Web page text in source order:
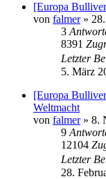
[Europa
von falmer»
3
8391
Letzter
5. März
[Europa
Weltmacht
von falmer» 8.
9
12104
Letzter
28.